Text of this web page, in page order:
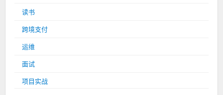
读书
跨境支付
运维
面试
项目实战